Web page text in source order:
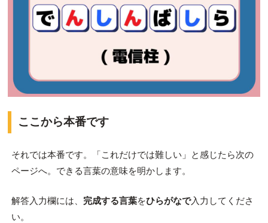
ここから本番です
それでは本番です。「これだけでは難しい」と感じたら次の
ページへ。できる言葉の意味を明かします。
解答入力欄には、 完成する言葉をひらがなで入力してくださ
い。